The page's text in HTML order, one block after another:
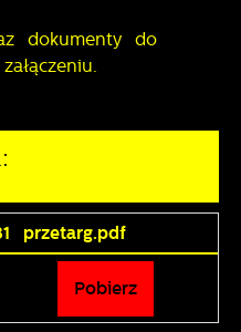
dokumenty do
przetarg.pdf
Pobierz